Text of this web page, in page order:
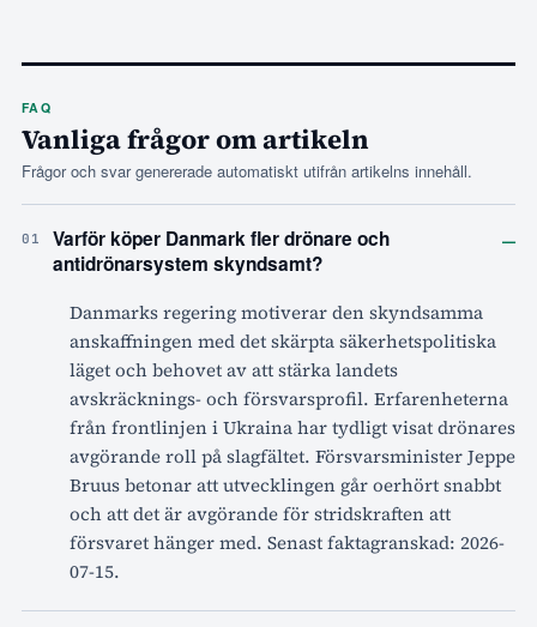
FAQ
Vanliga frågor om artikeln
Frågor och svar genererade automatiskt utifrån artikelns innehåll.
01
Varför köper Danmark fler drönare och
antidrönarsystem skyndsamt?
–
Danmarks regering motiverar den skyndsamma
anskaffningen med det skärpta säkerhetspolitiska
läget och behovet av att stärka landets
avskräcknings- och försvarsprofil. Erfarenheterna
från frontlinjen i Ukraina har tydligt visat drönares
avgörande roll på slagfältet. Försvarsminister Jeppe
Bruus betonar att utvecklingen går oerhört snabbt
och att det är avgörande för stridskraften att
försvaret hänger med. Senast faktagranskad: 2026-
07-15.